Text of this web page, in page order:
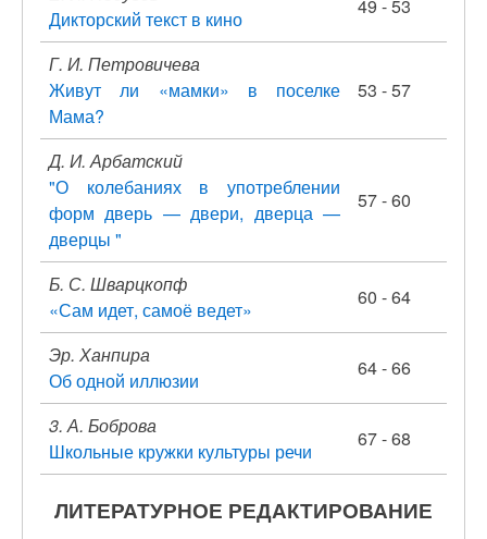
Дикторский текст в кино
49 - 53
Г. И. Петровичева
Живут ли «мамки» в поселке
Мама?
53 - 57
Д. И. Арбатский
"О колебаниях в употреблении
форм дверь — двери, дверца —
дверцы "
57 - 60
Б. С. Шварцкопф
«Сам идет, самоё ведет»
60 - 64
Эр. Ханпира
Об одной иллюзии
64 - 66
3. А. Боброва
Школьные кружки культуры речи
67 - 68
ЛИТЕРАТУРНОЕ РЕДАКТИРОВАНИЕ